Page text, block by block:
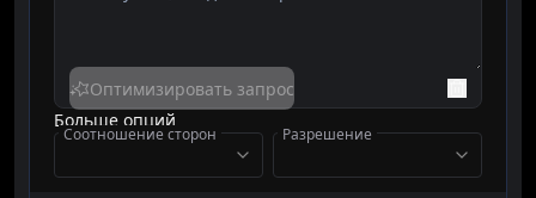
Оптимизировать запрос
Больше опций
Соотношение сторон Разрешение